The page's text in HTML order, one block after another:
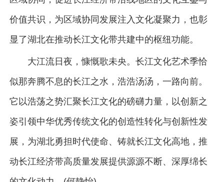
价值共识，为区域协同发展注入文化凝聚力，也彰
显了湖北在推动长江文化带共建中的枢纽功能。
大江流日夜，慷慨歌未央。长江文化艺术季恰
似那奔腾不息的长江之水，浩浩汤汤，一路向前。
它以浩荡之势汇聚长江文化的磅礴力量，以创新之
姿引领中华优秀传统文化的创造性转化与创新性发
展，为湖北勇担时代使命、铸就长江文化高地，推
动长江经济带高质量发展提供源源不断、深厚绵长